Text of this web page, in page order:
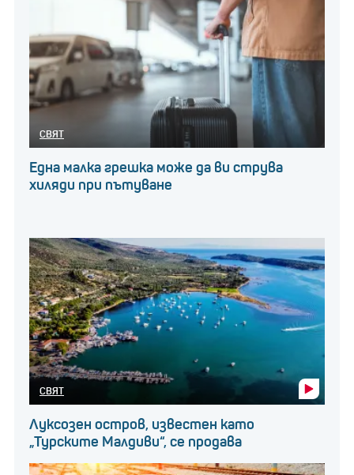
СВЯТ
Една малка грешка може да ви струва
хиляди при пътуване
СВЯТ
Луксозен остров, известен като
„Турските Малдиви“, се продава